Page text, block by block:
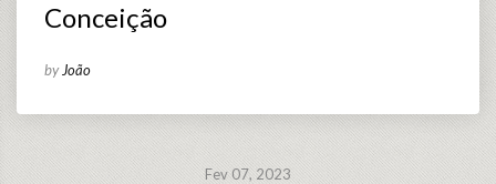
Conceição
by João
Fev 07, 2023